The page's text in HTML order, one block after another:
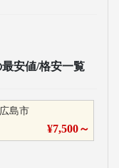
安値/格安一覧
広島市
¥7,500～